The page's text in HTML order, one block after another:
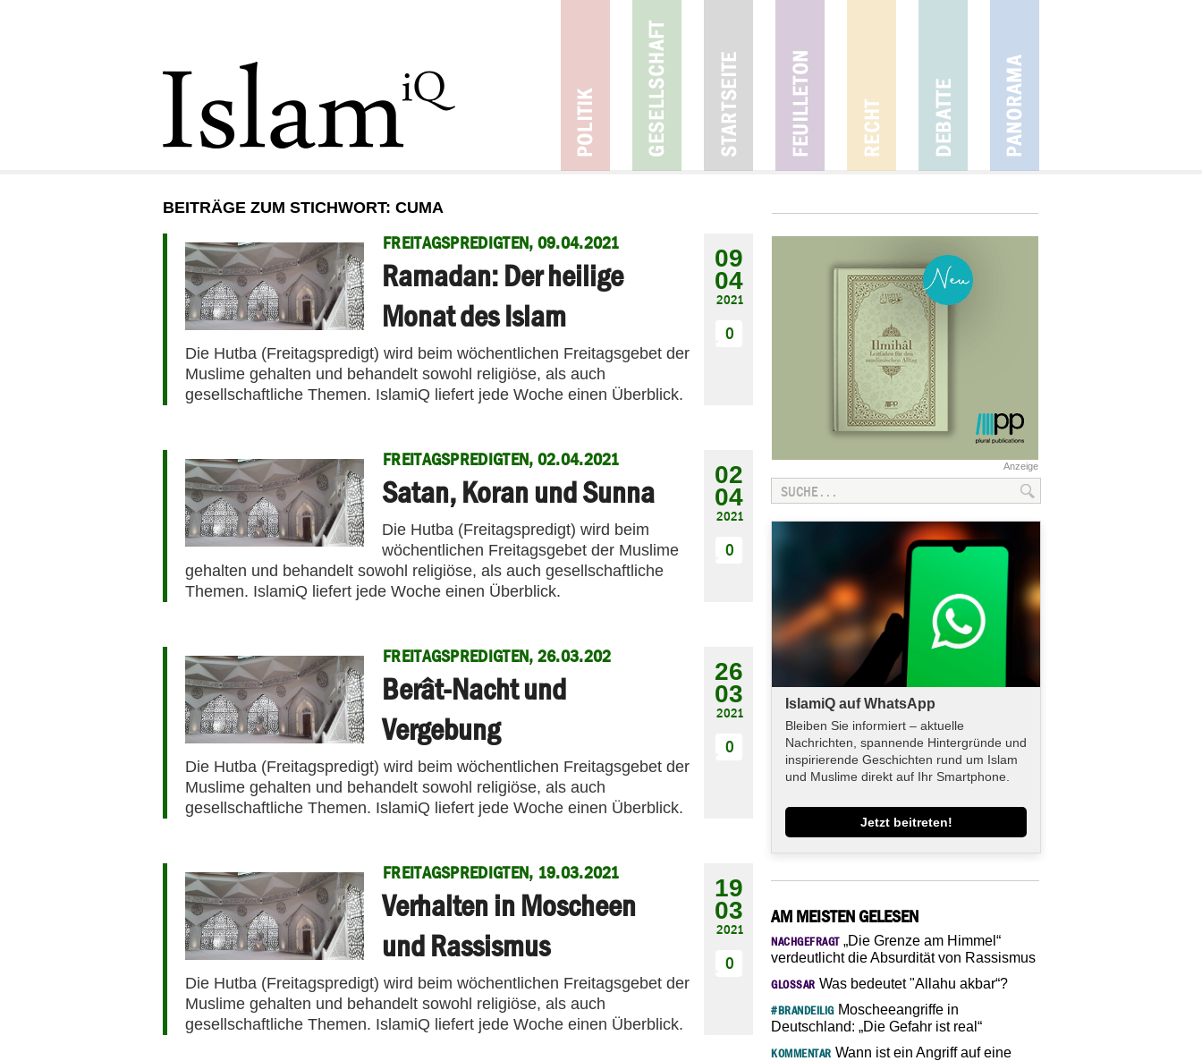
BEITRÄGE ZUM STICHWORT: CUMA
FREITAGSPREDIGTEN, 09.04.2021
Ramadan: Der heilige
Monat des Islam
Die Hutba (Freitagspredigt) wird beim wöchentlichen Freitagsgebet der
Muslime gehalten und behandelt sowohl religiöse, als auch
gesellschaftliche Themen. IslamiQ liefert jede Woche einen Überblick.
09
04
2021
0
FREITAGSPREDIGTEN, 02.04.2021
Satan, Koran und Sunna
Die Hutba (Freitagspredigt) wird beim
wöchentlichen Freitagsgebet der Muslime
gehalten und behandelt sowohl religiöse, als auch gesellschaftliche
Themen. IslamiQ liefert jede Woche einen Überblick.
02
04
2021
0
FREITAGSPREDIGTEN, 26.03.202
Berât-Nacht und
Vergebung
Die Hutba (Freitagspredigt) wird beim wöchentlichen Freitagsgebet der
Muslime gehalten und behandelt sowohl religiöse, als auch
gesellschaftliche Themen. IslamiQ liefert jede Woche einen Überblick.
26
03
2021
0
FREITAGSPREDIGTEN, 19.03.2021
Verhalten in Moscheen
und Rassismus
Die Hutba (Freitagspredigt) wird beim wöchentlichen Freitagsgebet der
Muslime gehalten und behandelt sowohl religiöse, als auch
gesellschaftliche Themen. IslamiQ liefert jede Woche einen Überblick.
19
03
2021
0
Anzeige
IslamiQ auf WhatsApp
Bleiben Sie informiert – aktuelle
Nachrichten, spannende Hintergründe und
inspirierende Geschichten rund um Islam
und Muslime direkt auf Ihr Smartphone.
Jetzt beitreten!
AM MEISTEN GELESEN
NACHGEFRAGT„Die Grenze am Himmel“
verdeutlicht die Absurdität von Rassismus
GLOSSAR Was bedeutet "Allahu akbar“?
#BRANDEILIGMoscheeangriffe in
Deutschland: „Die Gefahr ist real“
KOMMENTAR Wann ist ein Angriff auf eine